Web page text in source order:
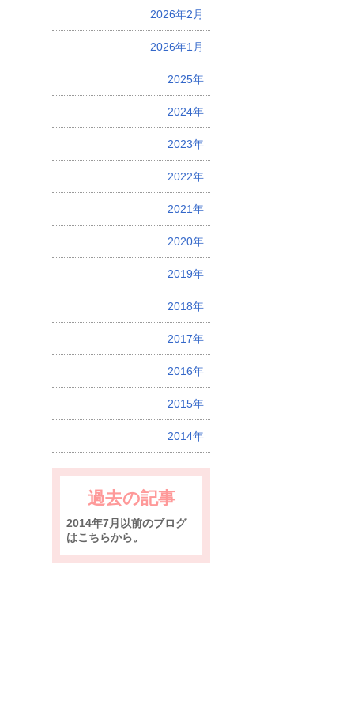
2026年2月
2026年1月
2025年
2024年
2023年
2022年
2021年
2020年
2019年
2018年
2017年
2016年
2015年
2014年
過去の記事
2014年7月以前のブログ
はこちらから。